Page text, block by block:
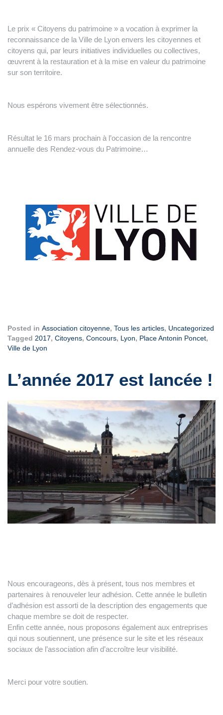
Le prix « Citoyens du patrimoine » a vocation à exprimer la
reconnaissance de la Ville de Lyon envers les citoyennes et
citoyens qui, par leurs initiatives individuelles ou collectives,
œuvrent à la restauration et à la mise en valeur du patrimoine
sur son territoire.
Nous espérons vivement être sélectionnés.
Résultat le 16 mars prochain à l’occasion de la rencontre
annuelle des Rendez-vous du Patrimoine…
Posted in Association citoyenne, Tous les articles, Uncategorized
Tagged 2017, Citoyens, Concours, Lyon, Place Antonin Poncet,
Ville de Lyon
L’année 2017 est lancée !
Nous encourageons, dès à présent, tous nos membres et
partenaires à renouveler leur adhésion. Cette année le bulletin
d’adhésion est assorti de la description des engagements que
chaque membre se doit de respecter.
Enfin cette année, nous proposons également aux entreprises
qui nous soutiennent, une présence sur le site et les réseaux
sociaux de l’association afin d’accroître leur visibilité.
Merci pour votre soutien.